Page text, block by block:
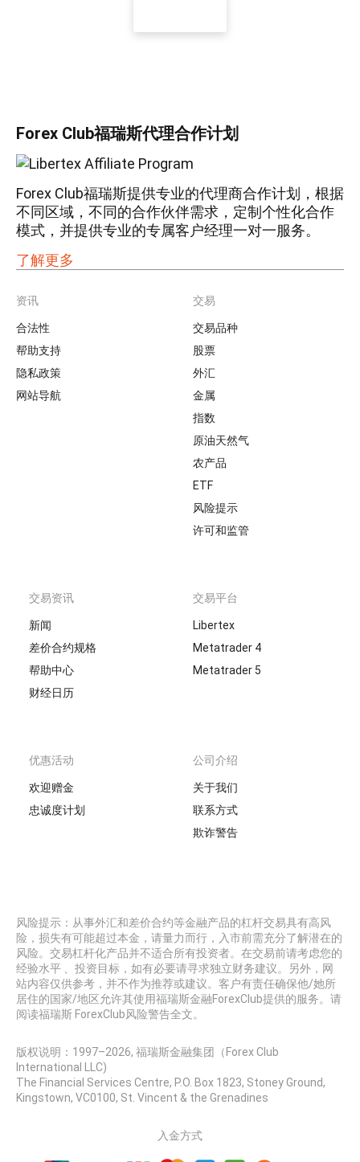
Forex Club福瑞斯代理合作计划
Forex Club福瑞斯提供专业的代理商合作计划，根据
不同区域，不同的合作伙伴需求，定制个性化合作
模式，并提供专业的专属客户经理一对一服务。
了解更多
Footer
资讯
合法性
帮助支持
隐私政策
网站导航
交易
交易品种
股票
外汇
金属
指数
原油天然气
农产品
ETF
风险提示
许可和监管
交易资讯
新闻
差价合约规格
帮助中心
财经日历
交易平台
Libertex
Metatrader 4
Metatrader 5
优惠活动
欢迎赠金
忠诚度计划
公司介绍
关于我们
联系方式
欺诈警告
风险提示：从事外汇和差价合约等金融产品的杠杆交易具有高风
险，损失有可能超过本金，请量力而行，入市前需充分了解潜在的
风险。交易杠杆化产品并不适合所有投资者。在交易前请考虑您的
经验水平 、投资目标，如有必要请寻求独立财务建议。另外，网
站内容仅供参考，并不作为推荐或建议。客户有责任确保他/她所
居住的国家/地区允许其使用福瑞斯金融ForexClub提供的服务。请
阅读福瑞斯 ForexClub风险警告全文。
版权说明：1997–2026, 福瑞斯金融集团（Forex Club
International LLC)
The Financial Services Centre, P.O. Box 1823, Stoney Ground,
Kingstown, VC0100, St. Vincent & the Grenadines
入金方式